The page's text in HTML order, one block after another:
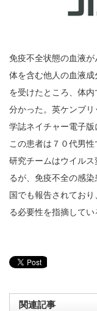
免疫不全状態の血液
体を含む他人の血液
を受けたところ、体
分かった。英ケンブ
学誌ネイチャー電子版
この患者は７０代男性
研究チームはウイル
るが、免疫不全の感
国でも報告されてお
る必要性を指摘してい
関連記事